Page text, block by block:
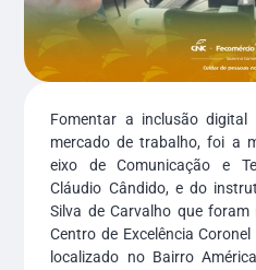
Fomentar a inclusão
mercado de trabalho, foi a
eixo de Comunicação e
Cláudio Cândido, e do
Silva de Carvalho que
Centro de Excelência
localizado no Bairro